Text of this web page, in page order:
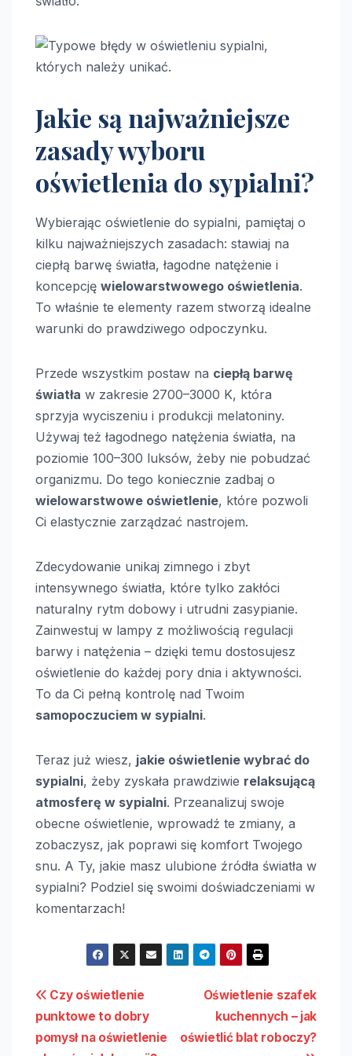
Jakie są najważniejsze
zasady wyboru
oświetlenia do sypialni?
Wybierając oświetlenie do sypialni, pamiętaj o
kilku najważniejszych zasadach: stawiaj na
ciepłą barwę światła, łagodne natężenie i
koncepcję wielowarstwowego oświetlenia.
To właśnie te elementy razem stworzą idealne
warunki do prawdziwego odpoczynku.
Przede wszystkim postaw na ciepłą barwę
światła w zakresie 2700–3000 K, która
sprzyja wyciszeniu i produkcji melatoniny.
Używaj też łagodnego natężenia światła, na
poziomie 100–300 luksów, żeby nie pobudzać
organizmu. Do tego koniecznie zadbaj o
wielowarstwowe oświetlenie, które pozwoli
Ci elastycznie zarządzać nastrojem.
Zdecydowanie unikaj zimnego i zbyt
intensywnego światła, które tylko zakłóci
naturalny rytm dobowy i utrudni zasypianie.
Zainwestuj w lampy z możliwością regulacji
barwy i natężenia – dzięki temu dostosujesz
oświetlenie do każdej pory dnia i aktywności.
To da Ci pełną kontrolę nad Twoim
samopoczuciem w sypialni.
Teraz już wiesz, jakie oświetlenie wybrać do
sypialni, żeby zyskała prawdziwie relaksującą
atmosferę w sypialni. Przeanalizuj swoje
obecne oświetlenie, wprowadź te zmiany, a
zobaczysz, jak poprawi się komfort Twojego
snu. A Ty, jakie masz ulubione źródła światła w
sypialni? Podziel się swoimi doświadczeniami w
komentarzach!
Nawigacja
wpisu
Oświetlenie szafek
kuchennych – jak
oświetlić blat roboczy?
Czy oświetlenie
punktowe to dobry
pomysł na oświetlenie